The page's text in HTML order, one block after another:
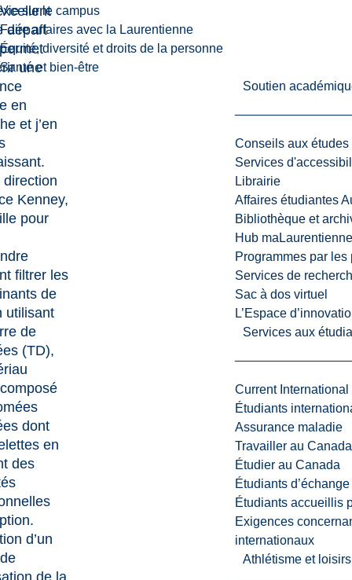
Vie sur le campus
Faire affaires avec la Laurentienne
Équité, diversité et droits de la personne
Santé et bien-être
Soutien
Conseils aux études
Services
Librairie
Affaires étudiantes
Bibliothèque et
Hub maLaurentienne
Programmes par les
Services de
Sac à dos virtuel
L’Espace
Services aux
Current International
Étudiants
Assurance maladie
Travailler au Canada
Étudier au Canada
Étudiants
Étudiants accueillis
Exigences
internationaux
Athlétisme et
départ
une
en
et j’en
Kenney,
pour
filtrer les
de
utilisant
de
(TD),
dont
en
des
d’un
de la